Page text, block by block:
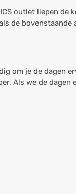
outlet liepen
de
om je de dagen
Als we de